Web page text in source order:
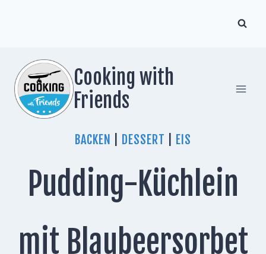
Cooking with
Friends
BACKEN DESSERT EIS
Pudding-Küchlein
mit Blaubeersorbet